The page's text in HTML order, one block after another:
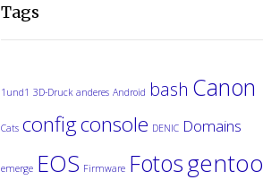
Tags
1und1 3D-Druck anderes Android bash Canon
Cats configconsole DENIC Domains
emerge EOS Firmware Fotosgentoo